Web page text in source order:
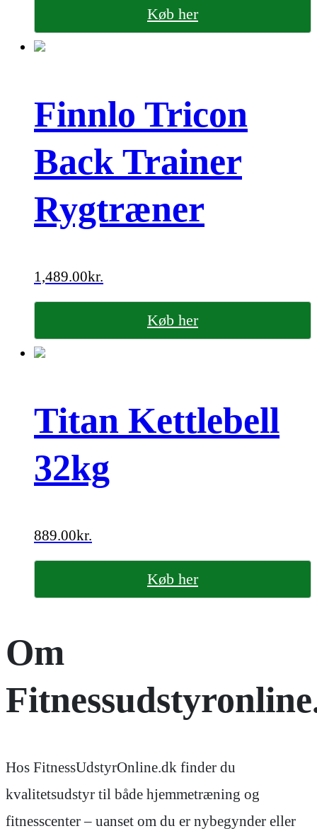
Køb her
Finnlo Tricon
Back Trainer
Rygtræner
1,489.00kr.
Køb her
Titan Kettlebell
32kg
889.00kr.
Køb her
Om
Hos FitnessUdstyrOnline.dk finder du
kvalitetsudstyr til både hjemmetræning og
fitnesscenter – uanset om du er nybegynder eller